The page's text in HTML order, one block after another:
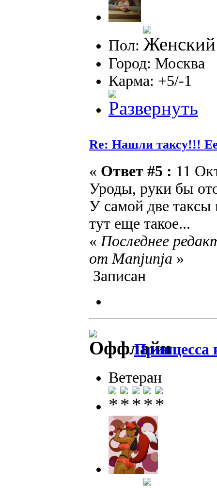
Пол:
Город: Москва
Карма: +5/-1
Re: Нашли таксу!!!
« Ответ #5 : 11
Уроды, руки бы
У самой две таксы
тут еще такое...
«Последнее
от Manjunja »
Записан
Принцесса
Ветеран